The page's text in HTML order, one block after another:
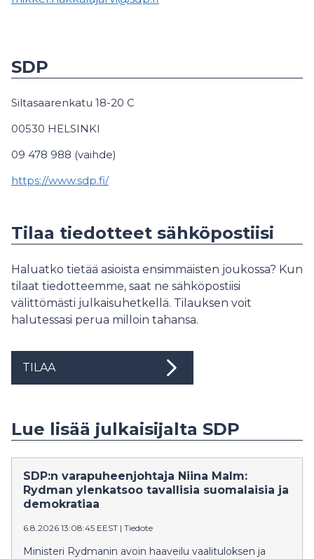
SDP
Siltasaarenkatu 18-20 C
00530 HELSINKI
09 478 988 (vaihde)
https://www.sdp.fi/
Tilaa tiedotteet sähköpostiisi
Haluatko tietää asioista ensimmäisten joukossa? Kun
tilaat tiedotteemme, saat ne sähköpostiisi
välittömästi julkaisuhetkellä. Tilauksen voit
halutessasi perua milloin tahansa.
TILAA
Lue lisää julkaisijalta SDP
SDP:n varapuheenjohtaja Niina Malm:
Rydman ylenkatsoo tavallisia suomalaisia ja
demokratiaa
6.8.2026 13:08:45 EEST | Tiedote
Ministeri Rydmanin avoin haaveilu vaalituloksen ja